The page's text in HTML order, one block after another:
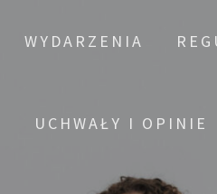
WYDARZENIA
UCHWAŁY I OPINIE